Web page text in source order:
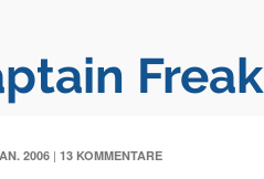
Freak
2006 | 13 KOMMENTARE